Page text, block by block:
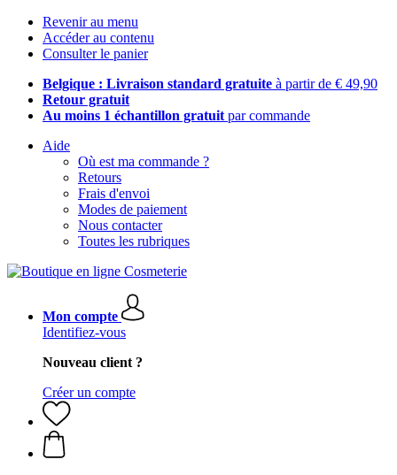
Revenir au menu
Accéder au contenu
Consulter le panier
Belgique : Livraison standard gratuite à partir de € 49,90
Retour gratuit
Au moins 1 échantillon gratuit par commande
Aide
Où est ma commande ?
Retours
Frais d'envoi
Modes de paiement
Nous contacter
Toutes les rubriques
Mon compte
Identifiez-vous
Nouveau client ?
Créer un compte